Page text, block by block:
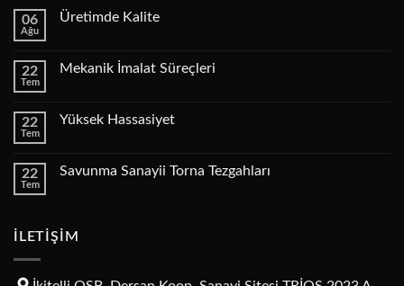
06
Ağu
Üretimde Kalite
Kalite
22
Tem
Mekanik İmalat Süreçleri
İmalat
22
Tem
Yüksek Hassasiyet
Hassasiyet
22
Tem
Savunma Sanayii Torna Tezgahları
Torna
İLETİŞİM